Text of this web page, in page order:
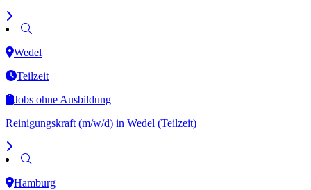
Wedel
Teilzeit
Jobs ohne Ausbildung
Reinigungskraft (m/w/d) in Wedel (Teilzeit)
Hamburg